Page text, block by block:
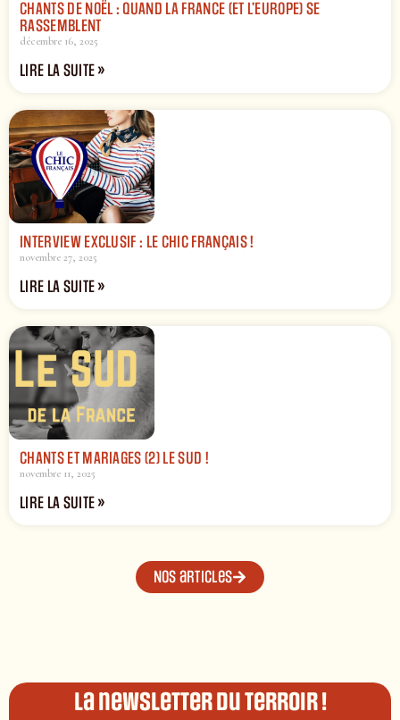
CHANTS DE NOËL : QUAND LA FRANCE (ET L’EUROPE) SE
RASSEMBLENT
décembre 16, 2025
LIRE LA SUITE »
INTERVIEW EXCLUSIF : LE CHIC FRANÇAIS !
novembre 27, 2025
LIRE LA SUITE »
CHANTS ET MARIAGES (2) LE SUD !
novembre 11, 2025
LIRE LA SUITE »
Nos articles
La newsletter du terroir !